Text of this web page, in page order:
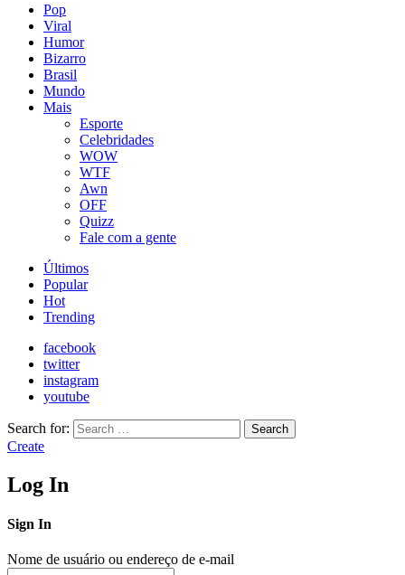
Pop
Viral
Humor
Bizarro
Brasil
Mundo
Mais
Esporte
Celebridades
WOW
WTF
Awn
OFF
Quizz
Fale com a gente
Últimos
Popular
Hot
Trending
facebook
twitter
instagram
youtube
Search for: Search
Create
Log In
Sign In
Nome de usuário ou endereço de e-mail